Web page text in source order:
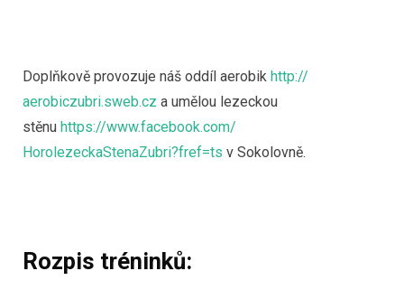
Doplňkově provozuje náš oddíl aerobik http://
aerobiczubri.sweb.cz a umělou lezeckou
stěnu https://www.facebook.com/
HorolezeckaStenaZubri?fref=ts v Sokolovně.
Rozpis tréninků: